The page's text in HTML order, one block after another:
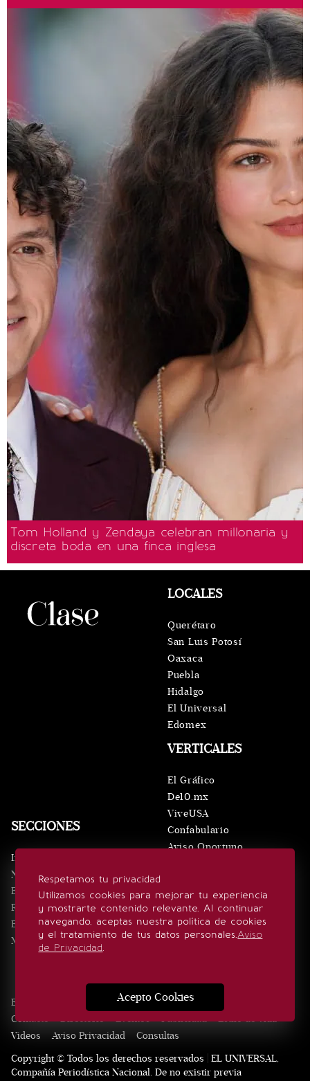
Tom Holland y Zendaya celebran millonaria y
discreta boda en una finca inglesa
Respetamos tu privacidad
Utilizamos cookies para mejorar tu experiencia
y mostrarte contenido relevante. Al continuar
navegando, aceptas nuestra política de cookies
y el tratamiento de tus datos personales.Aviso
de Privacidad.
Acepto Cookies
SECCIONES
Inicio
Noticias
Eventos
Realeza
Estilo de vida
Minuto x Minuto
VERTICALES
El Gráfico
De10.mx
ViveUSA
Confabulario
Aviso Oportuno
LOCALES
Querétaro
San Luis Potosí
Oaxaca
Puebla
Hidalgo
El Universal
Edomex
SÍGUENOS
Edición Impresa Noticias Quiénes somos
Contacto
Directorio Eventos Publicidad
Estilo de vida
Videos
Aviso Privacidad
Consultas
Copyright © Todos los derechos reservados | EL UNIVERSAL,
Compañía Periodística Nacional. De no existir previa